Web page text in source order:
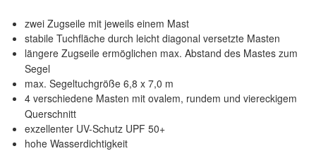
zwei Zugseile mit jeweils einem Mast
stabile Tuchfläche durch leicht diagonal versetzte Masten
längere Zugseile ermöglichen max. Abstand des Mastes zum
Segel
max. Segeltuchgröße 6,8 x 7,0 m
4 verschiedene Masten mit ovalem, rundem und viereckigem
Querschnitt
exzellenter UV-Schutz UPF 50+
hohe Wasserdichtigkeit